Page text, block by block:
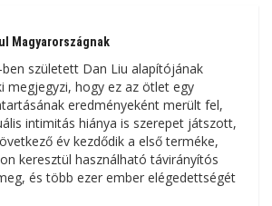
Magyarországnak
ben született Dan Liu alapítójának
megjegyzi, hogy ez az ötlet egy
eredményeként merült fel,
intimitás hiánya is szerepet játszott,
év kezdődik a első terméke,
keresztül használható távirányítós
és több ezer ember elégedettségét